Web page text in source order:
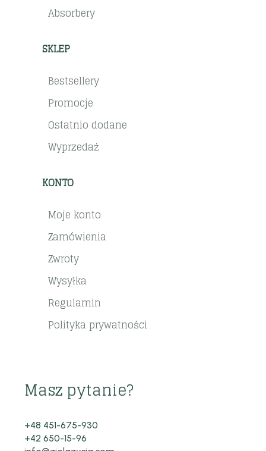
Absorbery
SKLEP
Bestsellery
Promocje
Ostatnio dodane
Wyprzedaż
KONTO
Moje konto
Zamówienia
Zwroty
Wysyłka
Regulamin
Polityka prywatności
Masz pytanie?
+48 451-675-930
+42 650-15-96